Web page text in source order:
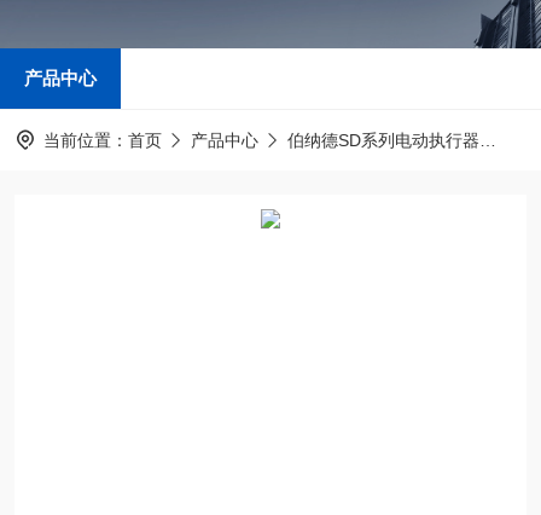
产品中心
当前位置： 首页 产品中心 伯纳德SD系列电动执行器